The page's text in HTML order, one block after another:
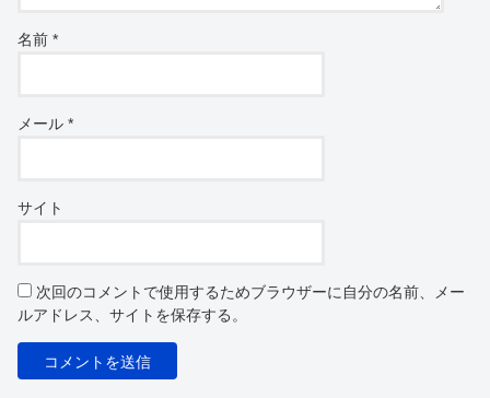
名前*
メール*
サイト
次回のコメントで使用するためブラウザーに自分の名前、メー
ルアドレス、サイトを保存する。